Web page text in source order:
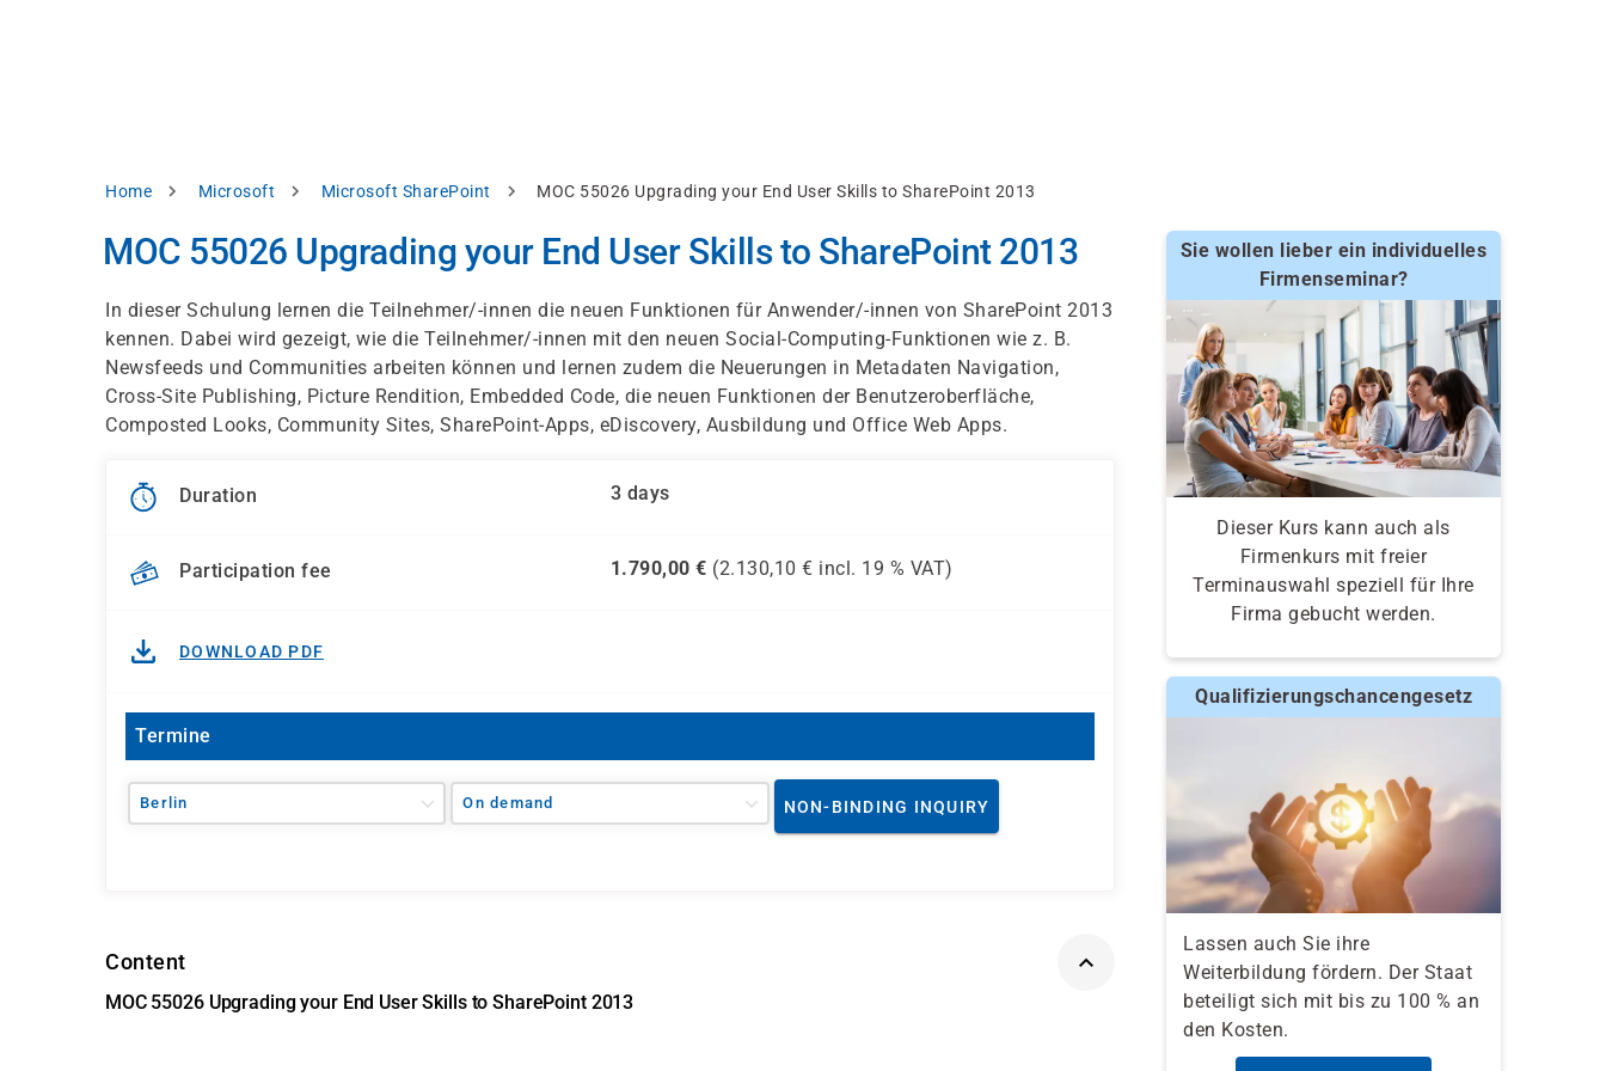
Breadcrumb
Home Microsoft Microsoft SharePoint MOC 55026 Upgrading your End User Skills to SharePoint 2013
MOC 55026 Upgrading your End User Skills to SharePoint 2013
In dieser Schulung lernen die Teilnehmer/-innen die neuen Funktionen für Anwender/-innen von SharePoint 2013
kennen. Dabei wird gezeigt, wie die Teilnehmer/-innen mit den neuen Social-Computing-Funktionen wie z. B.
Newsfeeds und Communities arbeiten können und lernen zudem die Neuerungen in Metadaten Navigation,
Cross-Site Publishing, Picture Rendition, Embedded Code, die neuen Funktionen der Benutzeroberfläche,
Composted Looks, Community Sites, SharePoint-Apps, eDiscovery, Ausbildung und Office Web Apps.
Duration 3 days
Participation fee 1.790,00 € (2.130,10 € incl. 19 % VAT)
DOWNLOAD PDF
Termine
Berlin On demand NON-BINDING INQUIRY
Content
MOC 55026 Upgrading your End User Skills to SharePoint 2013
Sie wollen lieber ein individuelles
Firmenseminar?
Dieser Kurs kann auch als
Firmenkurs mit freier
Terminauswahl speziell für Ihre
Firma gebucht werden.
Qualifizierungschancengesetz
Lassen auch Sie ihre
Weiterbildung fördern. Der Staat
beteiligt sich mit bis zu 100 % an
den Kosten.